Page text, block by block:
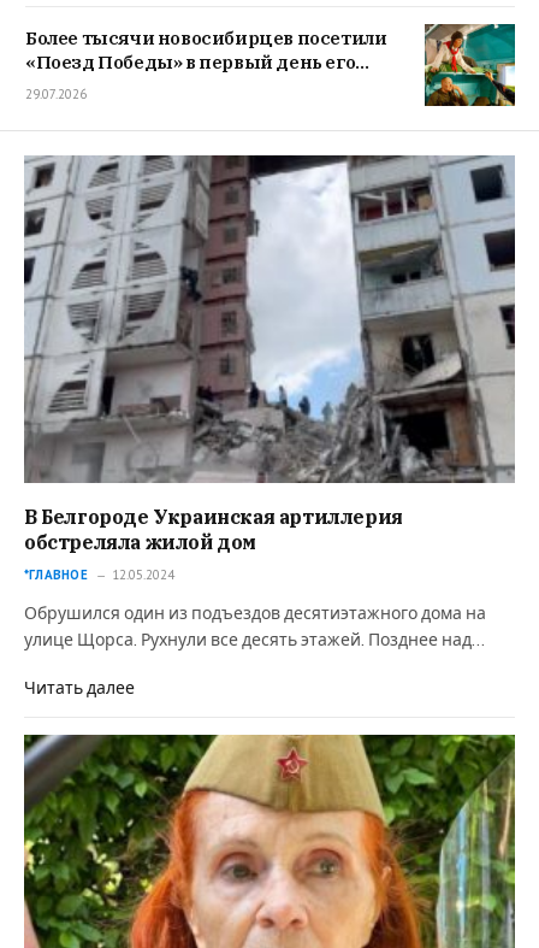
Более тысячи новосибирцев посетили
«Поезд Победы» в первый день его
работы
29.07.2026
В Белгороде Украинская артиллерия
обстреляла жилой дом
*ГЛАВНОЕ 12.05.2024
Обрушился один из подъездов десятиэтажного дома на
улице Щорса. Рухнули все десять этажей. Позднее над…
Читать далее